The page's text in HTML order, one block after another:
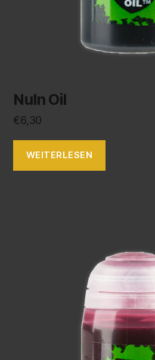
Nuln Oil
€6,30
WEITERLESEN